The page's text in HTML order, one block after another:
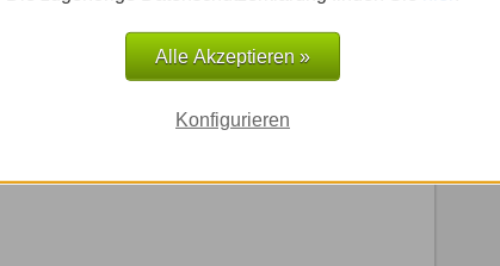
Alle Akzeptieren »
Konfigurieren
Nicht ohne Zusatzprogramm